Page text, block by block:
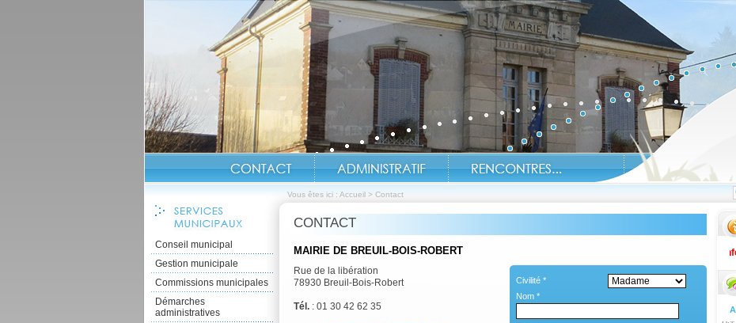
Vous êtes ici : Accueil > Contact
Conseil municipal
Gestion municipale
Commissions municipales
Démarches
administratives
CONTACT
MAIRIE DE BREUIL-BOIS-ROBERT
Civilité *
Nom *
Rue de la libération
78930 Breuil-Bois-Robert
Tél. : 01 30 42 62 35
Soyez